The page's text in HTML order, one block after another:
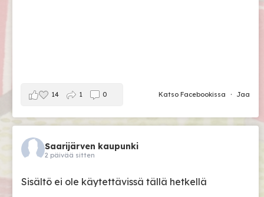
Katso Facebookissa · Jaa
14 1 0
Saarijärven kaupunki
2 päivää sitten
Sisältö ei ole käytettävissä tällä hetkellä